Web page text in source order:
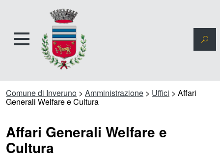
Comune di Inveruno > Amministrazione > Uffici > Affari
Generali Welfare e Cultura
Affari Generali Welfare e
Cultura